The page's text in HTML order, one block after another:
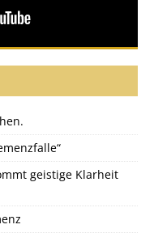
geistige Klarheit